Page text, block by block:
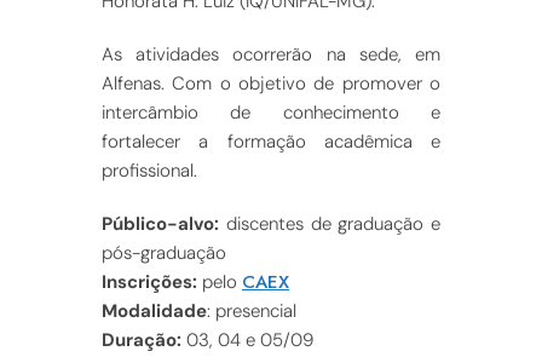
As atividades ocorrerão na sede, em
Alfenas. Com o objetivo de promover o
intercâmbio de conhecimento e
fortalecer a formação acadêmica e
profissional.
Público-alvo: discentes de graduação e
pós-graduação
Inscrições: pelo CAEX
Modalidade: presencial
Duração: 03, 04 e 05/09